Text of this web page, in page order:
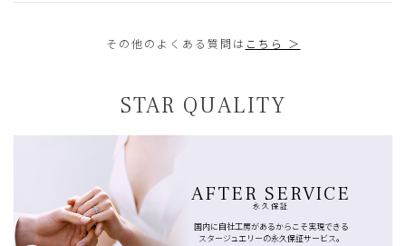
その他のよくある質問は こちら ＞
STAR QUALITY
AFTER SERVICE
永久保証
国内に自社工房があるからこそ実現できる
スタージュエリーの永久保証サービス。